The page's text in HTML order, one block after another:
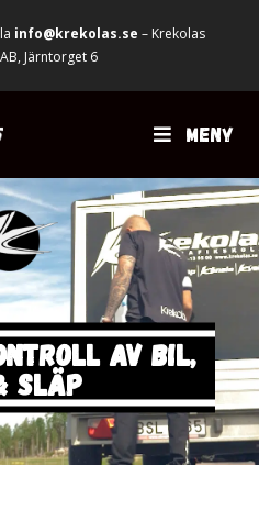
info@krekolas.se – Krekolas
Järntorget 6
MENY
AV BIL,
SLÄP